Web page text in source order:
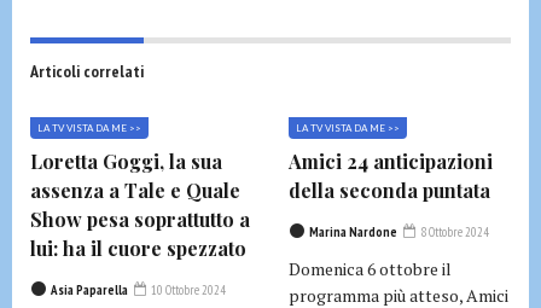
Articoli correlati
LA TV VISTA DA ME >>
Loretta Goggi, la sua
assenza a Tale e Quale
Show pesa soprattutto a
lui: ha il cuore spezzato
Asia Paparella 10 Ottobre 2024
LA TV VISTA DA ME >>
Amici 24 anticipazioni
della seconda puntata
Marina Nardone 8 Ottobre 2024
Domenica 6 ottobre il
programma più atteso, Amici